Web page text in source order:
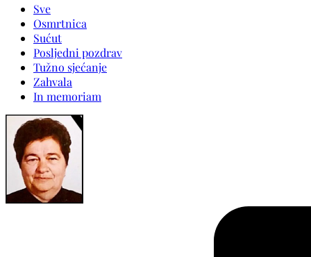
Sve
Osmrtnica
Sućut
Posljedni pozdrav
Tužno sjećanje
Zahvala
In memoriam